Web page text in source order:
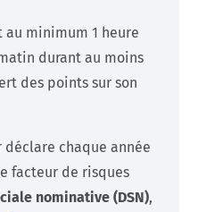
minimum 1 heure
durant au moins
des points sur son
déclare chaque année
facteur de risques
nominative (DSN),